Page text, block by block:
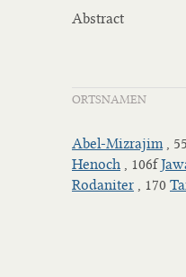
Abstract
ORTSNAMEN
Abel-Mizrajim,
Henoch , 106f
Rodaniter , 170